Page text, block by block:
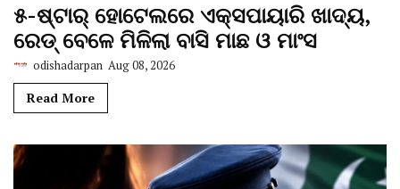
୫-ଷ୍ଟାର୍ ହୋଟେଲରେ ଏକ୍ସପାୟାରି ଖାଦ୍ୟ,
ରେଡ୍ ବେଳେ ମିଳିଲା ବାସି ମାଛ ଓ ମାଂସ
odishadarpan Aug 08, 2026
Read More